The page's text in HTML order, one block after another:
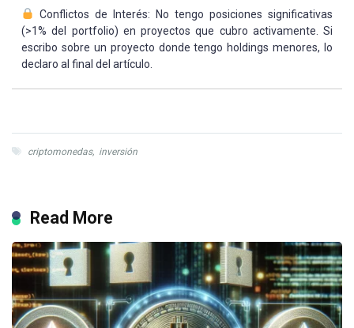
Conflictos de Interés: No tengo posiciones significativas
(>1% del portfolio) en proyectos que cubro activamente. Si
escribo sobre un proyecto donde tengo holdings menores, lo
declaro al final del artículo.
criptomonedas, inversión
Read More